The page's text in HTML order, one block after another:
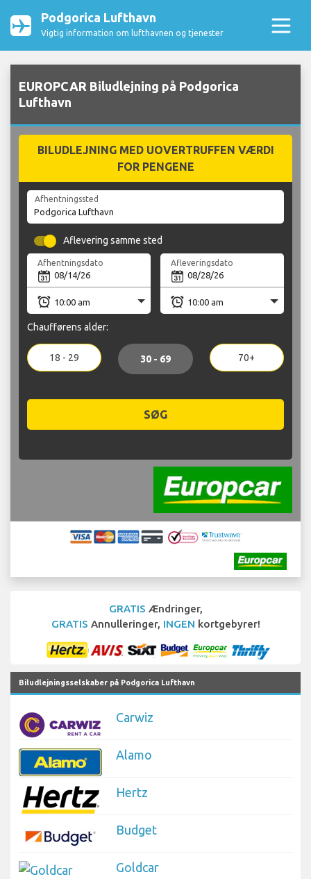
Podgorica Lufthavn
Vigtig information om lufthavnen og tjenester
EUROPCAR Biludlejning på Podgorica
Lufthavn
BILUDLEJNING MED UOVERTRUFFEN VÆRDI
FOR PENGENE
Afhentningssted
Aflevering samme sted
Afhentningsdato Afleveringsdato
Chaufførens alder:
18 - 29 30 - 69 70+
SØG
GRATIS Ændringer,
GRATIS Annulleringer, INGEN kortgebyrer!
Biludlejningsselskaber på Podgorica Lufthavn
Carwiz
Alamo
Hertz
Budget
Goldcar